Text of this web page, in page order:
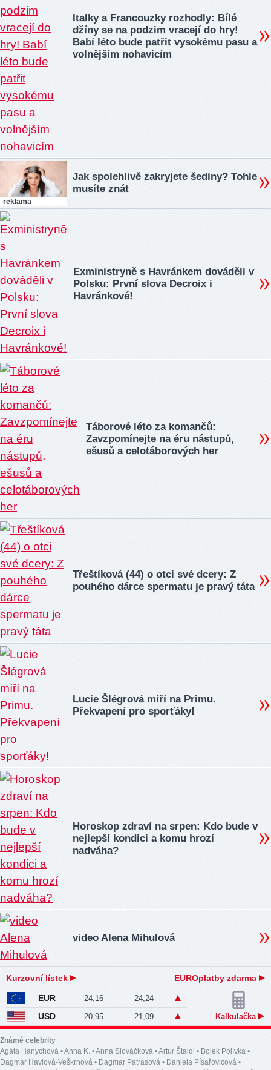
Italky a Francouzky rozhodly: Bílé
džíny se na podzim vracejí do hry!
Babí léto bude patřit vysokému pasu a
volnějším nohavicím
reklama
Jak spolehlivě zakryjete šediny? Tohle
musíte znát
Exministryně s Havránkem dováděli v
Polsku: První slova Decroix i
Havránkové!
Táborové léto za komančů:
Zavzpomínejte na éru nástupů,
ešusů a celotáborových her
Třeštíková (44) o otci své dcery: Z
pouhého dárce spermatu je pravý táta
Lucie Šlégrová míří na Primu.
Překvapení pro sporťáky!
Horoskop zdraví na srpen: Kdo bude v
nejlepší kondici a komu hrozí
nadváha?
video Alena Mihulová
Kurzovní lístek EUROplatby zdarma
EUR 24,16 24,24
USD 20,95 21,09 Kalkulačka
Známé celebrity
Agáta Hanychová •Anna K. •Anna Slováčková •Artur Štaidl • Bolek Polívka •
Dagmar Havlová-Veškrnová • Dagmar Patrasová • Daniela Písařovicová •